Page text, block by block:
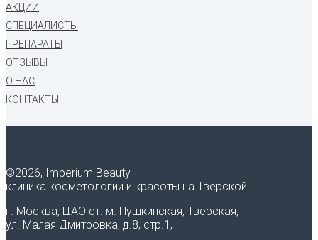
АКЦИИ
СПЕЦИАЛИСТЫ
ПРЕПАРАТЫ
ОТЗЫВЫ
О НАС
КОНТАКТЫ
©2026, Imperium Beauty
клиника косметологии и красоты на Тверской
г. Москва, ЦАО ст. м. Пушкинская, Тверская,
ул. Малая Дмитровка, д.8, стр.1,